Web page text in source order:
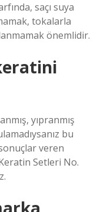
saçı suya
tokalarla
önemlidir.
yıpranmış
bu
veren
Setleri No.